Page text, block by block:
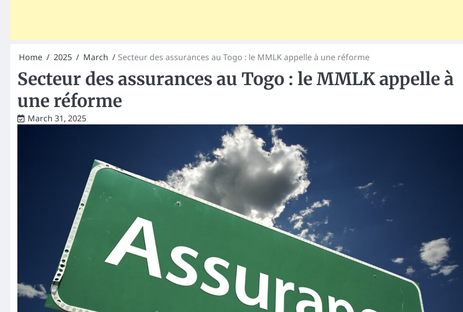
Home 2025 March Secteur des assurances au Togo : le MMLK appelle à une réforme
Secteur des assurances au Togo : le MMLK appelle à
une réforme
March 31, 2025